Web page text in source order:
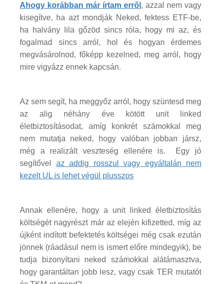
Ahogy korábban már írtam erről , azzal nem vagy
kisegítve, ha azt mondják Neked, fektess ETF-be,
ha halvány lila gőzöd sincs róla, hogy mi az, és
fogalmad sincs arról, hol és hogyan érdemes
megvásárolnod, főképp kezelned, meg arról, hogy
mire vigyázz ennek kapcsán.
Az sem segít, ha meggyőz arról, hogy szüntesd meg
az alig néhány éve kötött unit linked
életbiztosításodat, amíg konkrét számokkal meg
nem mutatja neked, hogy valóban jobban jársz,
még a realizált veszteség ellenére is. Egy jó
segítővel az addig rosszul vagy egyáltalán nem
kezelt UL is lehet végül plusszos
Annak ellenére, hogy a unit linked életbiztosítás
költségét nagyrészt már az elején kifizetted, míg az
újként indított befektetés költségei még csak ezután
jönnek (ráadásul nem is ismert előre mindegyik), be
tudja bizonyítani neked számokkal alátámasztva,
hogy garantáltan jobb lesz, vagy csak TER mutatót